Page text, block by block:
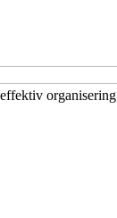
organisering